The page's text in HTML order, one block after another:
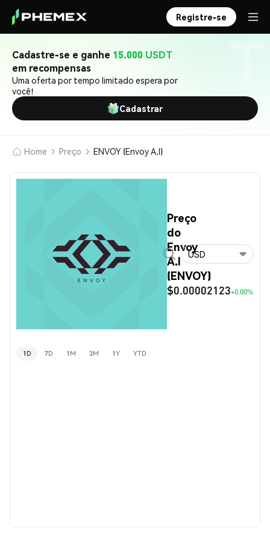
Registre-se
Cadastre-se e ganhe 15.000 USDT
em recompensas
Uma oferta por tempo limitado espera por
você!
Cadastrar
Home Preço ENVOY (Envoy A.I)
Preço
do
Envoy
A.I
(ENVOY)
$0.00002123+0.00%
USD
1D 7D 1M 3M 1Y YTD